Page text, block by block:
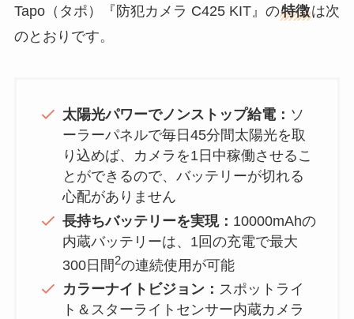
Tapo（タポ）『防犯カメラ C425 KIT』の特徴は次
のとおりです。
太陽光パワーでノンストップ給電： ソ
ーラーパネルで毎日45分間太陽光を取
り込めば、カメラを1日中稼働させるこ
とができるので、バッテリーが切れる
心配がありません
長持ちバッテリーを実現： 10000mAhの
内蔵バッテリーは、1回の充電で最大
300日間2の連続使用が可能
カラーナイトビジョン： スポットライ
ト＆スターライトセンサー内蔵カメラ